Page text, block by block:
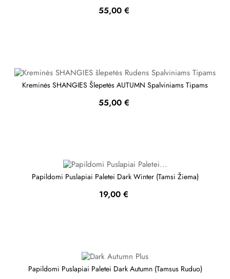
Kaina
55,00 €
Kreminės SHANGIES Šlepetės AUTUMN Spalviniams Tipams
Kaina
55,00 €
Papildomi Puslapiai Paletei Dark Winter (Tamsi Žiema)
Kaina
19,00 €
Papildomi Puslapiai Paletei Dark Autumn (Tamsus Ruduo)